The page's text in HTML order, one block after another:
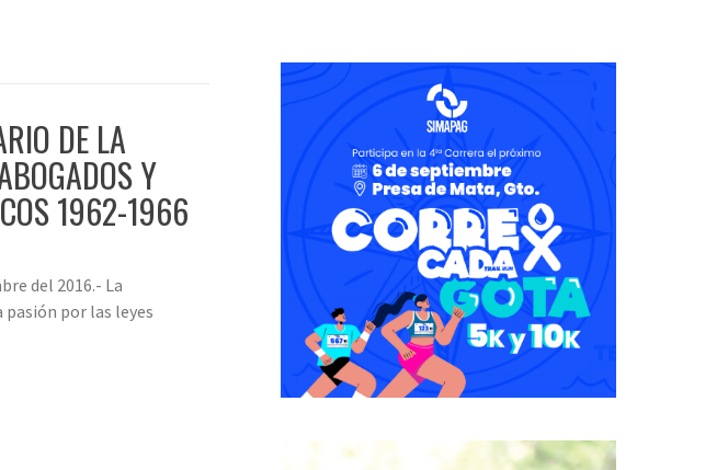
DE LA
Y
1962-1966
del 2016.- La
por las leyes